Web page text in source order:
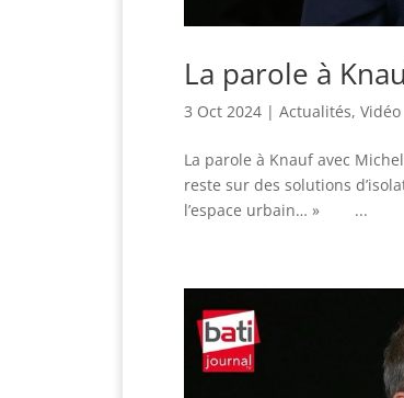
La parole à
3 Oct 2024 | Actualités, Vidéo
La parole à Knauf avec
reste sur des solutions
l’espace urbain… » ...